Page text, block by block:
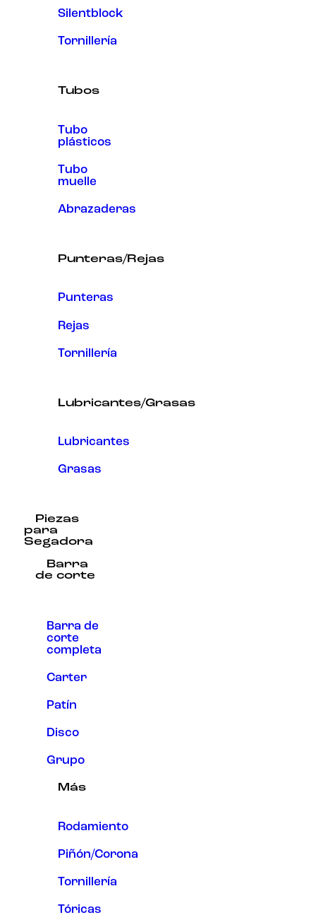
Silentblock
Tornillería
Tubos
Tubo
plásticos
Tubo
muelle
Abrazaderas
Punteras/Rejas
Punteras
Rejas
Tornillería
Lubricantes/Grasas
Lubricantes
Grasas
Piezas
para
Segadora
Barra
de corte
Barra de
corte
completa
Carter
Patín
Disco
Grupo
Más
Rodamiento
Piñón/Corona
Tornillería
Tóricas